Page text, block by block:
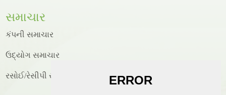
સમાચાર
કંપની સમાચાર
ઉદ્યોગ સમાચાર
રસોઈ/રેસીપી સમાચાર